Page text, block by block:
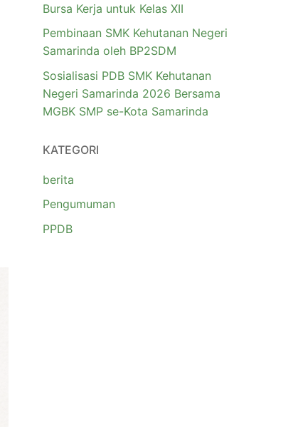
Bursa Kerja untuk Kelas XII
Pembinaan SMK Kehutanan Negeri
Samarinda oleh BP2SDM
Sosialisasi PDB SMK Kehutanan
Negeri Samarinda 2026 Bersama
MGBK SMP se-Kota Samarinda
KATEGORI
berita
Pengumuman
PPDB